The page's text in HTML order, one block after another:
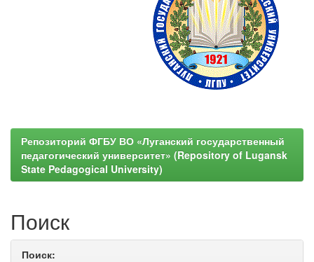
Репозиторий ФГБУ ВО «Луганский государственный
педагогический университет» (Repository of Lugansk
State Pedagogical University)
Поиск
Поиск: